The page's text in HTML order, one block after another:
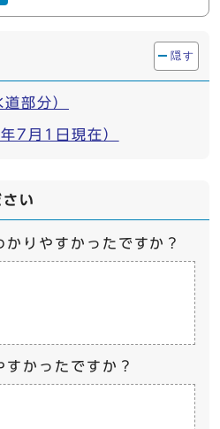
隠す
部分）
7月1日現在）
い
りやすかったですか？
すかったですか？